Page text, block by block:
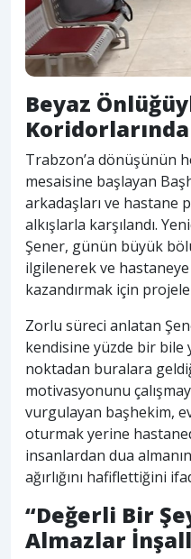
Beyaz
Koridorlarında
Trabzon’a dönüşünün
mesaisine başlayan
arkadaşları ve hastane
alkışlarla karşılandı.
Şener, günün büyük
ilgilenerek ve
kazandırmak için
Zorlu süreci anlatan
kendisine yüzde bir bile
noktadan buralara
motivasyonunu
vurgulayan başhekim,
oturmak yerine
insanlardan dua
ağırlığını hafiflettiğini
“Değerli Bir
Almazlar